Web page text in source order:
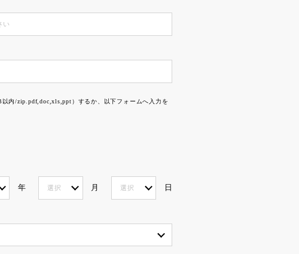
内/zip.pdf,doc,xls,ppt）するか、以下フォームへ入力を
年 月 日